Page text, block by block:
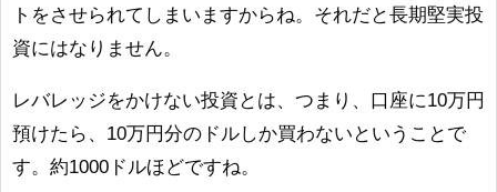
トをさせられてしまいますからね。それだと長期堅実投
資にはなりません。
レバレッジをかけない投資とは、つまり、口座に10万円
預けたら、10万円分のドルしか買わないということで
す。約1000ドルほどですね。